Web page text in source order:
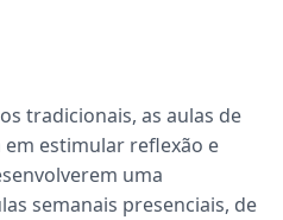
tradicionais, as aulas de
estimular reflexão e
uma
semanais presenciais, de